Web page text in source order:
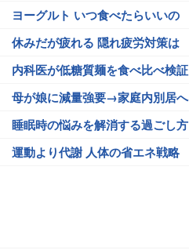
ヨーグルト いつ食べたらいいの
休みだが疲れる 隠れ疲労対策は
内科医が低糖質麺を食べ比べ検証
母が娘に減量強要→家庭内別居へ
睡眠時の悩みを解消する過ごし方
運動より代謝 人体の省エネ戦略